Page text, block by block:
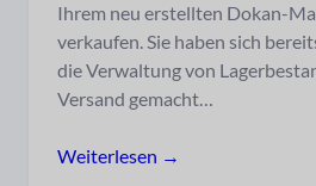
Ihrem neu erstellten Dokan-
verkaufen. Sie haben sich
die Verwaltung von
Versand gemacht…
Weiterlesen →